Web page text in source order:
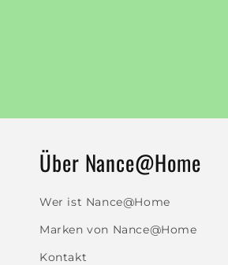
Über Nance@Home
Wer ist Nance@Home
Marken von Nance@Home
Kontakt